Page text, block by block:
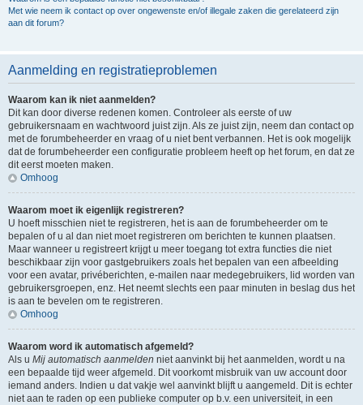
Met wie neem ik contact op over ongewenste en/of illegale zaken die gerelateerd zijn
aan dit forum?
Aanmelding en registratieproblemen
Waarom kan ik niet aanmelden?
Dit kan door diverse redenen komen. Controleer als eerste of uw
gebruikersnaam en wachtwoord juist zijn. Als ze juist zijn, neem dan contact op
met de forumbeheerder en vraag of u niet bent verbannen. Het is ook mogelijk
dat de forumbeheerder een configuratie probleem heeft op het forum, en dat ze
dit eerst moeten maken.
Omhoog
Waarom moet ik eigenlijk registreren?
U hoeft misschien niet te registreren, het is aan de forumbeheerder om te
bepalen of u al dan niet moet registreren om berichten te kunnen plaatsen.
Maar wanneer u registreert krijgt u meer toegang tot extra functies die niet
beschikbaar zijn voor gastgebruikers zoals het bepalen van een afbeelding
voor een avatar, privéberichten, e-mailen naar medegebruikers, lid worden van
gebruikersgroepen, enz. Het neemt slechts een paar minuten in beslag dus het
is aan te bevelen om te registreren.
Omhoog
Waarom word ik automatisch afgemeld?
Als u Mij automatisch aanmelden niet aanvinkt bij het aanmelden, wordt u na
een bepaalde tijd weer afgemeld. Dit voorkomt misbruik van uw account door
iemand anders. Indien u dat vakje wel aanvinkt blijft u aangemeld. Dit is echter
niet aan te raden op een publieke computer op b.v. een universiteit, in een